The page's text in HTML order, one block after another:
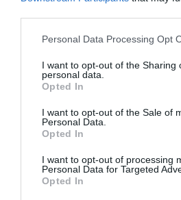
Personal Data Processing Opt
I want to opt-out of the Sharing
personal data.
Opted In
I want to opt-out of the Sale of
Personal Data.
Opted In
I want to opt-out of processing
Personal Data for Targeted
Opted In